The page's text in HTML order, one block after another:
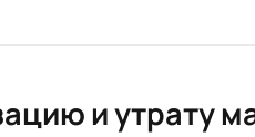
и утрату